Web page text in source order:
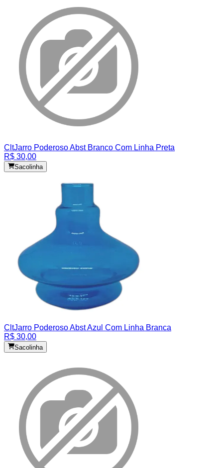
CltJarro Poderoso Abst Branco Com Linha Preta
R$ 30,00
Sacolinha
CltJarro Poderoso Abst Azul Com Linha Branca
R$ 30,00
Sacolinha